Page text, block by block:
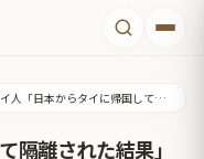
タイ人「日本からタイに帰国して隔離された結果」【タイ人の反応】
隔離された結果」